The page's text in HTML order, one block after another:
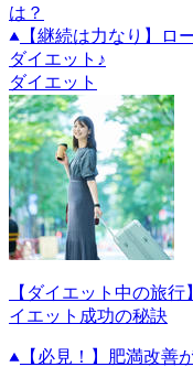
は？
【継続は力なり】ロ
ダイエット♪
ダイエット
【ダイエット中の旅
イエット成功の秘訣
【必見！】肥満改善